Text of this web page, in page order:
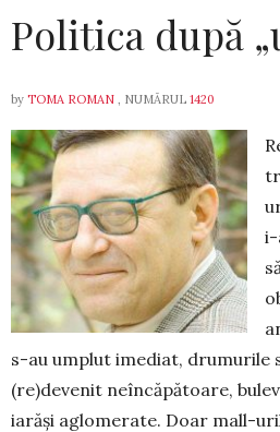
Politica după
by TOMA ROMAN , NUMĂRUL 1420
i-
s-au umplut ime­­diat, drumurile
(re)devenit neîn­căpătoare,
iarăși aglo­me­rate. Doar mall-